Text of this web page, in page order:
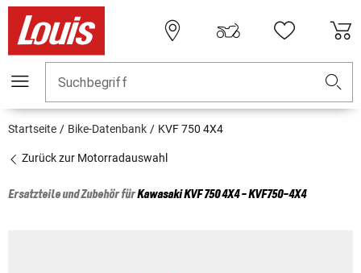
Suchbegriff
Startseite Bike-Datenbank KVF 750 4X4
Zurück zur Motorradauswahl
Ersatzteile und Zubehör fürKawasakiKVF 750 4X4 - KVF750-4X4